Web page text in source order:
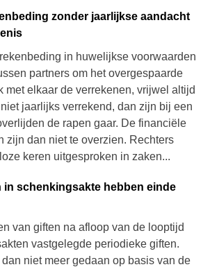
zonder jaarlijkse aandacht
in huwelijkse voorwaarden
partners om het overgespaarde
met elkaar de verrekenen, vrijwel altijd
jaarlijks verrekend, dan zijn bij een
de rapen gaar. De financiële
zijn dan niet te overzien. Rechters
keren uitgesproken in zaken...
in schenkingsakte hebben einde
van giften na afloop van de looptijd
vastgelegde periodieke giften.
niet meer gedaan op basis van de